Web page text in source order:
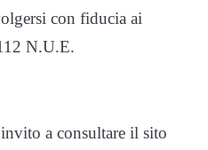
con fiducia ai
N.U.E.
a consultare il sito